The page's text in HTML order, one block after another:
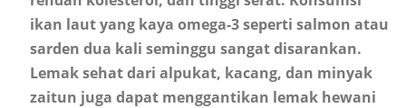
ikan laut yang kaya omega-3 seperti salmon atau
sarden dua kali seminggu sangat disarankan.
Lemak sehat dari alpukat, kacang, dan minyak
zaitun juga dapat menggantikan lemak hewani